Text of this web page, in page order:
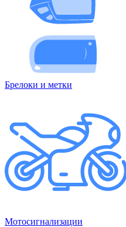
Брелоки и метки
Мотосигнализации